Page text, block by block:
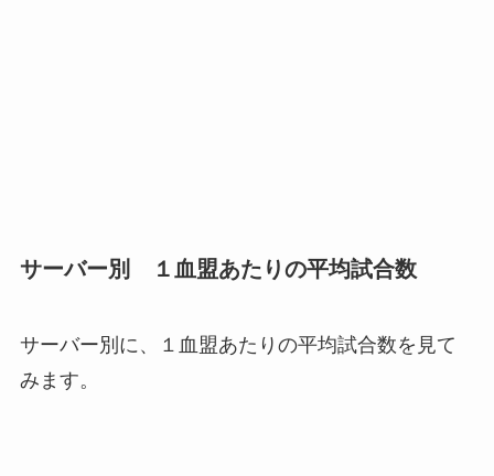
サーバー別 １血盟あたりの平均試合数
サーバー別に、１血盟あたりの平均試合数を見て
みます。